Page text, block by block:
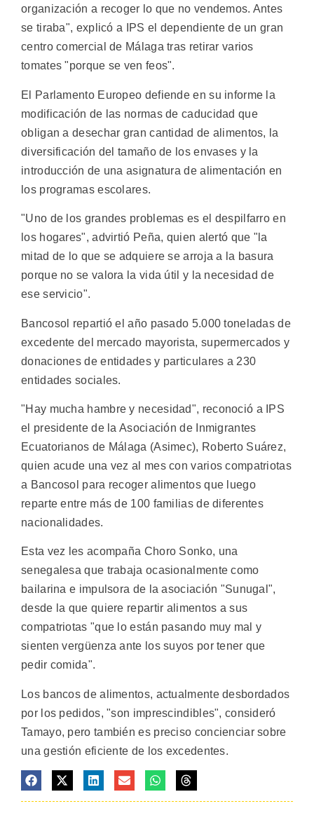
organización a recoger lo que no vendemos. Antes
se tiraba", explicó a IPS el dependiente de un gran
centro comercial de Málaga tras retirar varios
tomates "porque se ven feos".
El Parlamento Europeo defiende en su informe la
modificación de las normas de caducidad que
obligan a desechar gran cantidad de alimentos, la
diversificación del tamaño de los envases y la
introducción de una asignatura de alimentación en
los programas escolares.
"Uno de los grandes problemas es el despilfarro en
los hogares", advirtió Peña, quien alertó que "la
mitad de lo que se adquiere se arroja a la basura
porque no se valora la vida útil y la necesidad de
ese servicio".
Bancosol repartió el año pasado 5.000 toneladas de
excedente del mercado mayorista, supermercados y
donaciones de entidades y particulares a 230
entidades sociales.
"Hay mucha hambre y necesidad", reconoció a IPS
el presidente de la Asociación de Inmigrantes
Ecuatorianos de Málaga (Asimec), Roberto Suárez,
quien acude una vez al mes con varios compatriotas
a Bancosol para recoger alimentos que luego
reparte entre más de 100 familias de diferentes
nacionalidades.
Esta vez les acompaña Choro Sonko, una
senegalesa que trabaja ocasionalmente como
bailarina e impulsora de la asociación "Sunugal",
desde la que quiere repartir alimentos a sus
compatriotas "que lo están pasando muy mal y
sienten vergüenza ante los suyos por tener que
pedir comida".
Los bancos de alimentos, actualmente desbordados
por los pedidos, "son imprescindibles", consideró
Tamayo, pero también es preciso concienciar sobre
una gestión eficiente de los excedentes.